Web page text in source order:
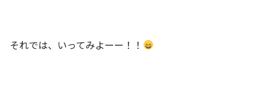
それでは、いってみよーー！！